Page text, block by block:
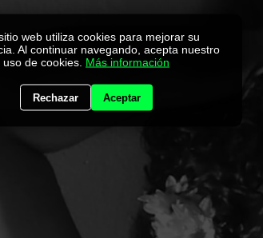
web utiliza cookies para mejorar su
Al continuar navegando, acepta nuestro
uso de cookies. Más información
Rechazar Aceptar